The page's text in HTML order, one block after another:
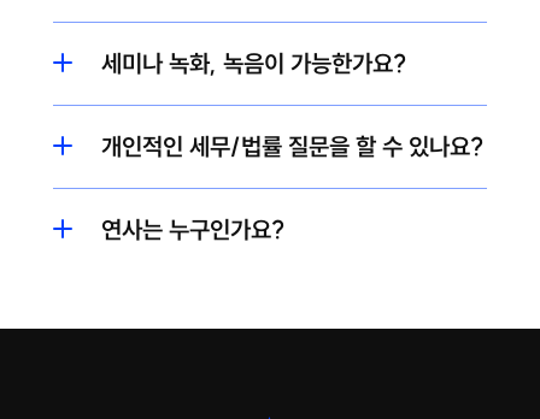
세미나 녹화, 녹음이 가능한가요?
개인적인 세무/법률 질문을 할 수 있나요?
연사는 누구인가요?